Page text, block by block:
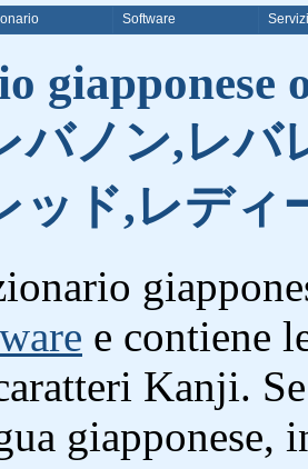
Software Servizi
giapponese
バノン,レバ
ッド,レディ
e contiene
Kanji.
giapponese,